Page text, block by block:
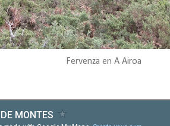
Fervenza en A Airoa